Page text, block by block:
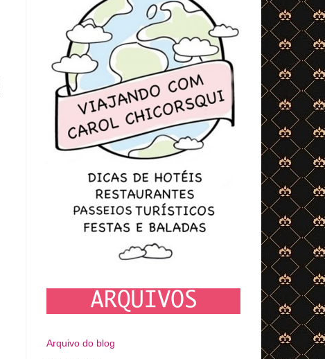
Arquivo do blog